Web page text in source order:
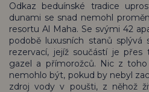
Odkaz beduínské tradice
dunami se snad nemohl
resortu Al Maha. Se svými 42
podobě luxusních stanů
rezervací, jejíž součástí je
gazel a přímorožců. Nic z
nemohlo být, pokud by nebyl
zdroj vody v poušti, z něhož